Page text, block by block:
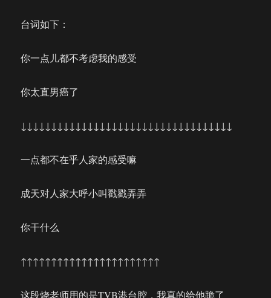
台词如下：
你一点儿都不考虑我的感受
你太直男癌了
↓↓↓↓↓↓↓↓↓↓↓↓↓↓↓↓↓↓↓↓↓↓↓↓↓↓↓↓↓↓↓↓↓↓↓
一点都不在乎人家的感受嘛
成天对人家大呼小叫戳戳弄弄
你干什么
↑↑↑↑↑↑↑↑↑↑↑↑↑↑↑↑↑↑↑↑↑↑↑
这段烧老师用的是TVB港台腔，我真的给他跪了